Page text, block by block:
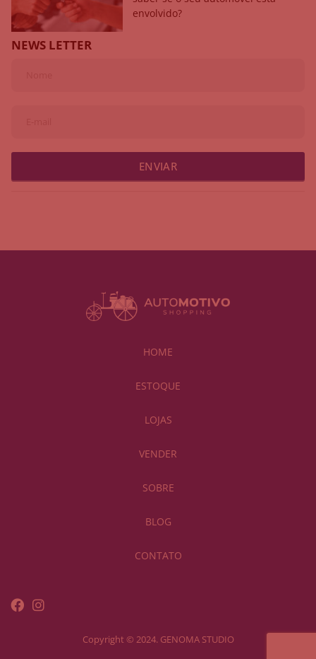
envolvido?
NEWS LETTER
ENVIAR
HOME
ESTOQUE
LOJAS
VENDER
SOBRE
BLOG
CONTATO
Copyright © 2024. GENOMA STUDIO